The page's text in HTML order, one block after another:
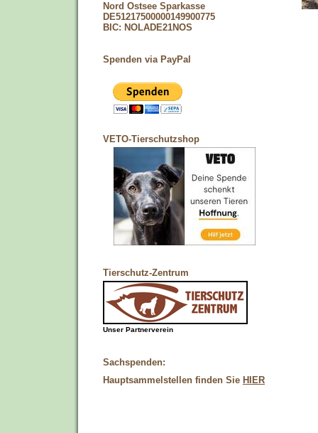
Nord Ostsee Sparkasse
DE51217500000149900775
BIC: NOLADE21NOS
Spenden via PayPal
VETO-Tierschutzshop
Tierschutz-Zentrum
Unser Partnerverein
Sachspenden:
Hauptsammelstellen finden Sie HIER